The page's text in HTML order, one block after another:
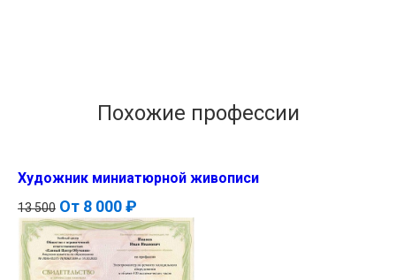
Похожие профессии
Художник миниатюрной живописи
13 500 От 8 000 ₽